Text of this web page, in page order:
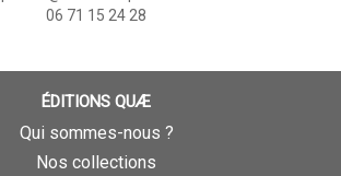
06 71 15 24 28
ÉDITIONS QUÆ
Qui sommes-nous ?
Nos collections